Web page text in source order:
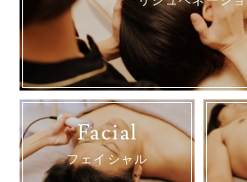
Facial
フェイシャル